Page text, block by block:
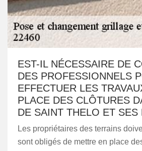
EST-IL NÉCESSAIRE DE
DES PROFESSIONNELS
EFFECTUER LES
PLACE DES CLÔTURES
DE SAINT THELO ET SES
Les propriétaires des terrains
sont obligés de mettre en place